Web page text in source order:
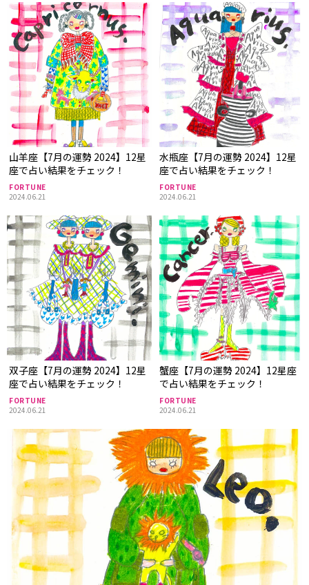
山羊座【7月の運勢 2024】12星
座で占い結果をチェック！
FORTUNE
2024.06.21
水瓶座【7月の運勢 2024】12星
座で占い結果をチェック！
FORTUNE
2024.06.21
双子座【7月の運勢 2024】12星
座で占い結果をチェック！
FORTUNE
2024.06.21
蟹座【7月の運勢 2024】12星座
で占い結果をチェック！
FORTUNE
2024.06.21